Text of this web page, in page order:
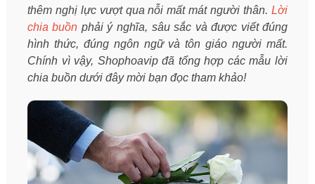
thêm nghị lực vượt qua nỗi mất mát người thân.Lời
chia buồn phải ý nghĩa, sâu sắc và được viết đúng
hình thức, đúng ngôn ngữ và tôn giáo người mất.
Chính vì vậy, Shophoavip đã tổng hợp các mẫu lời
chia buồn dưới đây mời bạn đọc tham khảo!